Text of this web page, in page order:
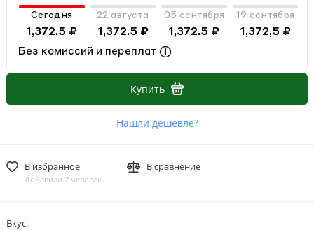
Сегодня
1,372.5 ₽
22 августа
1,372.5 ₽
05 сентября
1,372.5 ₽
19 сентября
1,372,5 ₽
Без комиссий и переплат
Купить
Нашли дешевле?
В избранное
Добавили 7 человек
В сравнение
Вкус: